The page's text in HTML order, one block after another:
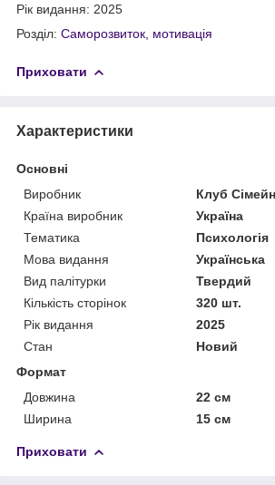
Рік видання: 2025
Розділ: Саморозвиток, мотивація
Приховати
Характеристики
Основні
Виробник
Клуб
Країна виробник
Україна
Тематика
Психологія
Мова видання
Українська
Вид палітурки
Твердий
Кількість сторінок
320 шт.
Рік видання
2025
Стан
Новий
Формат
Довжина
22 см
Ширина
15 см
Приховати